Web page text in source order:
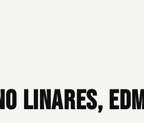
Linares,